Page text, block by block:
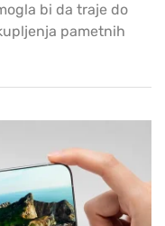
bi da traje do
pametnih